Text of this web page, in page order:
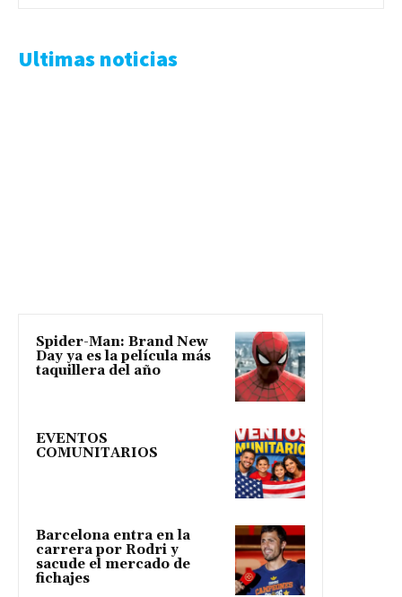
Ultimas noticias
Spider-Man: Brand New
Day ya es la película más
taquillera del año
EVENTOS
COMUNITARIOS
Barcelona entra en la
carrera por Rodri y
sacude el mercado de
fichajes